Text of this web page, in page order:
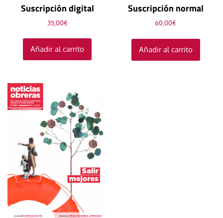
Suscripción digital
35,00€
Añadir al carrito
Suscripción normal
60,00€
Añadir al carrito